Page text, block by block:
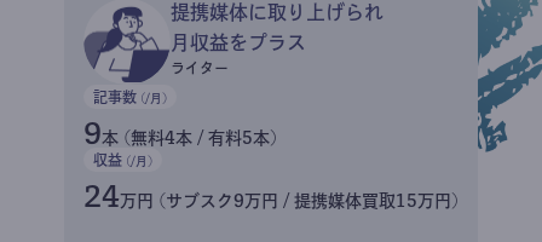
提携媒体に取り上げられ
月収益をプラス
ライター
記事数 (/月)
9本 (無料4本 / 有料5本)
収益 (/月)
24万円 (サブスク9万円 / 提携媒体買取15万円)